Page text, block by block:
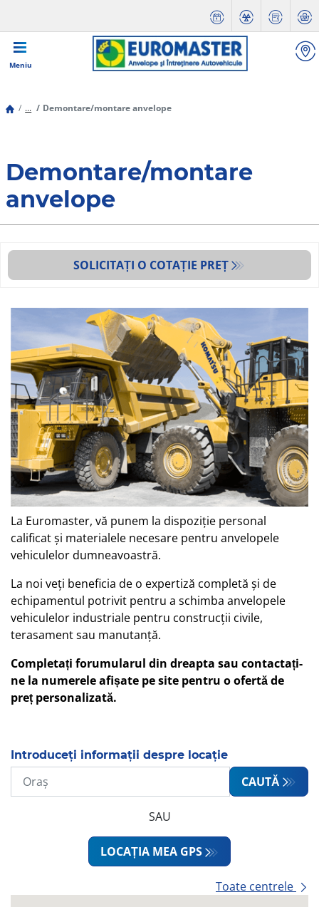
Meniu
... Demontare/montare anvelope
Demontare/montare
anvelope
SOLICITAȚI O COTAȚIE PREȚ
La Euromaster, vă punem la dispoziţie personal
calificat şi materialele necesare pentru anvelopele
vehiculelor dumneavoastră.
La noi veţi beneficia de o expertiză completă şi de
echipamentul potrivit pentru a schimba anvelopele
vehiculelor industriale pentru construcţii civile,
terasament sau manutanţă.
Completați forumularul din dreapta sau contactați-
ne la numerele afișate pe site pentru o ofertă de
preț personalizată.
Introduceți informații despre locație
CAUTĂ
SAU
LOCAȚIA MEA GPS
Toate centrele